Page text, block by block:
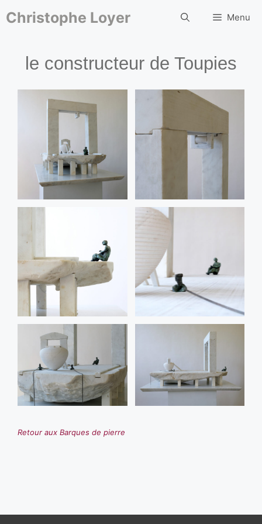
contenu
Christophe Loyer Menu
le constructeur de Toupies
Retour aux Barques de pierre